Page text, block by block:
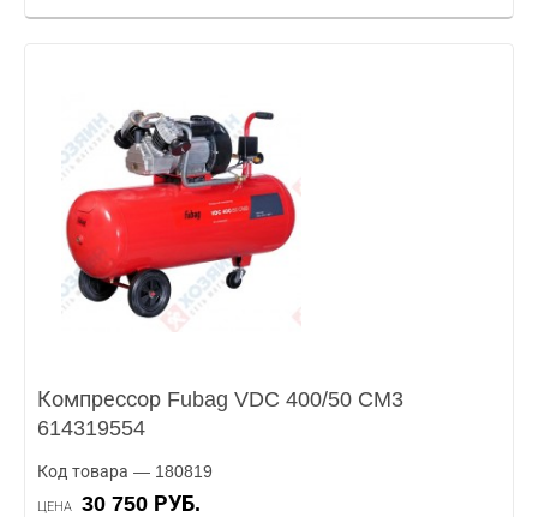
Компрессор Fubag VDC 400/50 CM3
614319554
Код товара — 180819
ЦЕНА
30 750 РУБ.